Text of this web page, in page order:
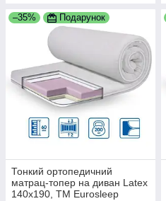
–35% Подарунок
Тонкий ортопедичний
матрац-топер на диван Latex
140х190, ТМ Eurosleep